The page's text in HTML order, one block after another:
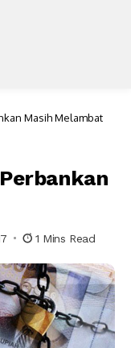
Masih Melambat
1 Mins Read